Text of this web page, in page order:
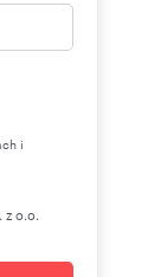
i
z o.o.